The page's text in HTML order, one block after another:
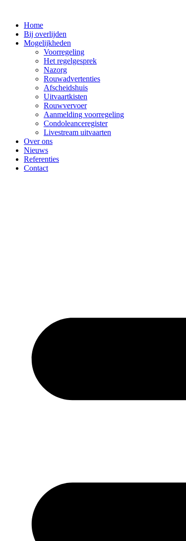
inhoud
Home
Bij overlijden
Mogelijkheden
Voorregeling
Het regelgesprek
Nazorg
Rouwadvertenties
Afscheidshuis
Uitvaartkisten
Rouwvervoer
Aanmelding voorregeling
Condoleanceregister
Livestream uitvaarten
Over ons
Nieuws
Referenties
Contact